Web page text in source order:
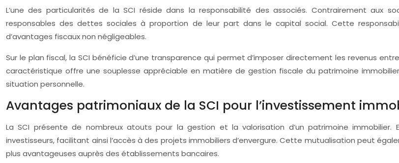
L’une des particularités de la SCI réside dans la responsabilité des associés. Contrairement aux
responsables des dettes sociales à proportion de leur part dans le capital social. Cette
d’avantages fiscaux non négligeables.
Sur le plan fiscal, la SCI bénéficie d’une transparence qui permet d’imposer directement les revenus
caractéristique offre une souplesse appréciable en matière de gestion fiscale du patrimoine
situation personnelle.
Avantages patrimoniaux de la SCI pour l’investissement
La SCI présente de nombreux atouts pour la gestion et la valorisation d’un patrimoine
investisseurs, facilitant ainsi l’accès à des projets immobiliers d’envergure. Cette mutualisation peut
plus avantageuses auprès des établissements bancaires.